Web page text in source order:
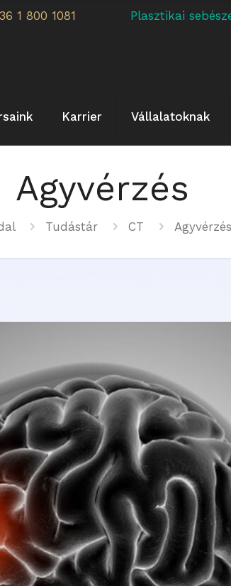
1 800 1081 Plasztikai
Karrier Vállalatoknak
Agyvérzés
Tudástár CT Agyvérzés